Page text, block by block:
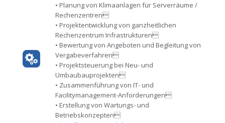
• Planung von Klimaanlagen für Serverräume /
Rechenzentren
• Projektentwicklung von ganzheitlichen
Rechenzentrum Infrastrukturen
• Bewertung von Angeboten und Begleitung von
Vergabeverfahren
• Projektsteuerung bei Neu- und
Umbaubauprojekten
• Zusammenführung von IT- und
Facilitymanagement-Anforderungen
• Erstellung von Wartungs- und
Betriebskonzepten